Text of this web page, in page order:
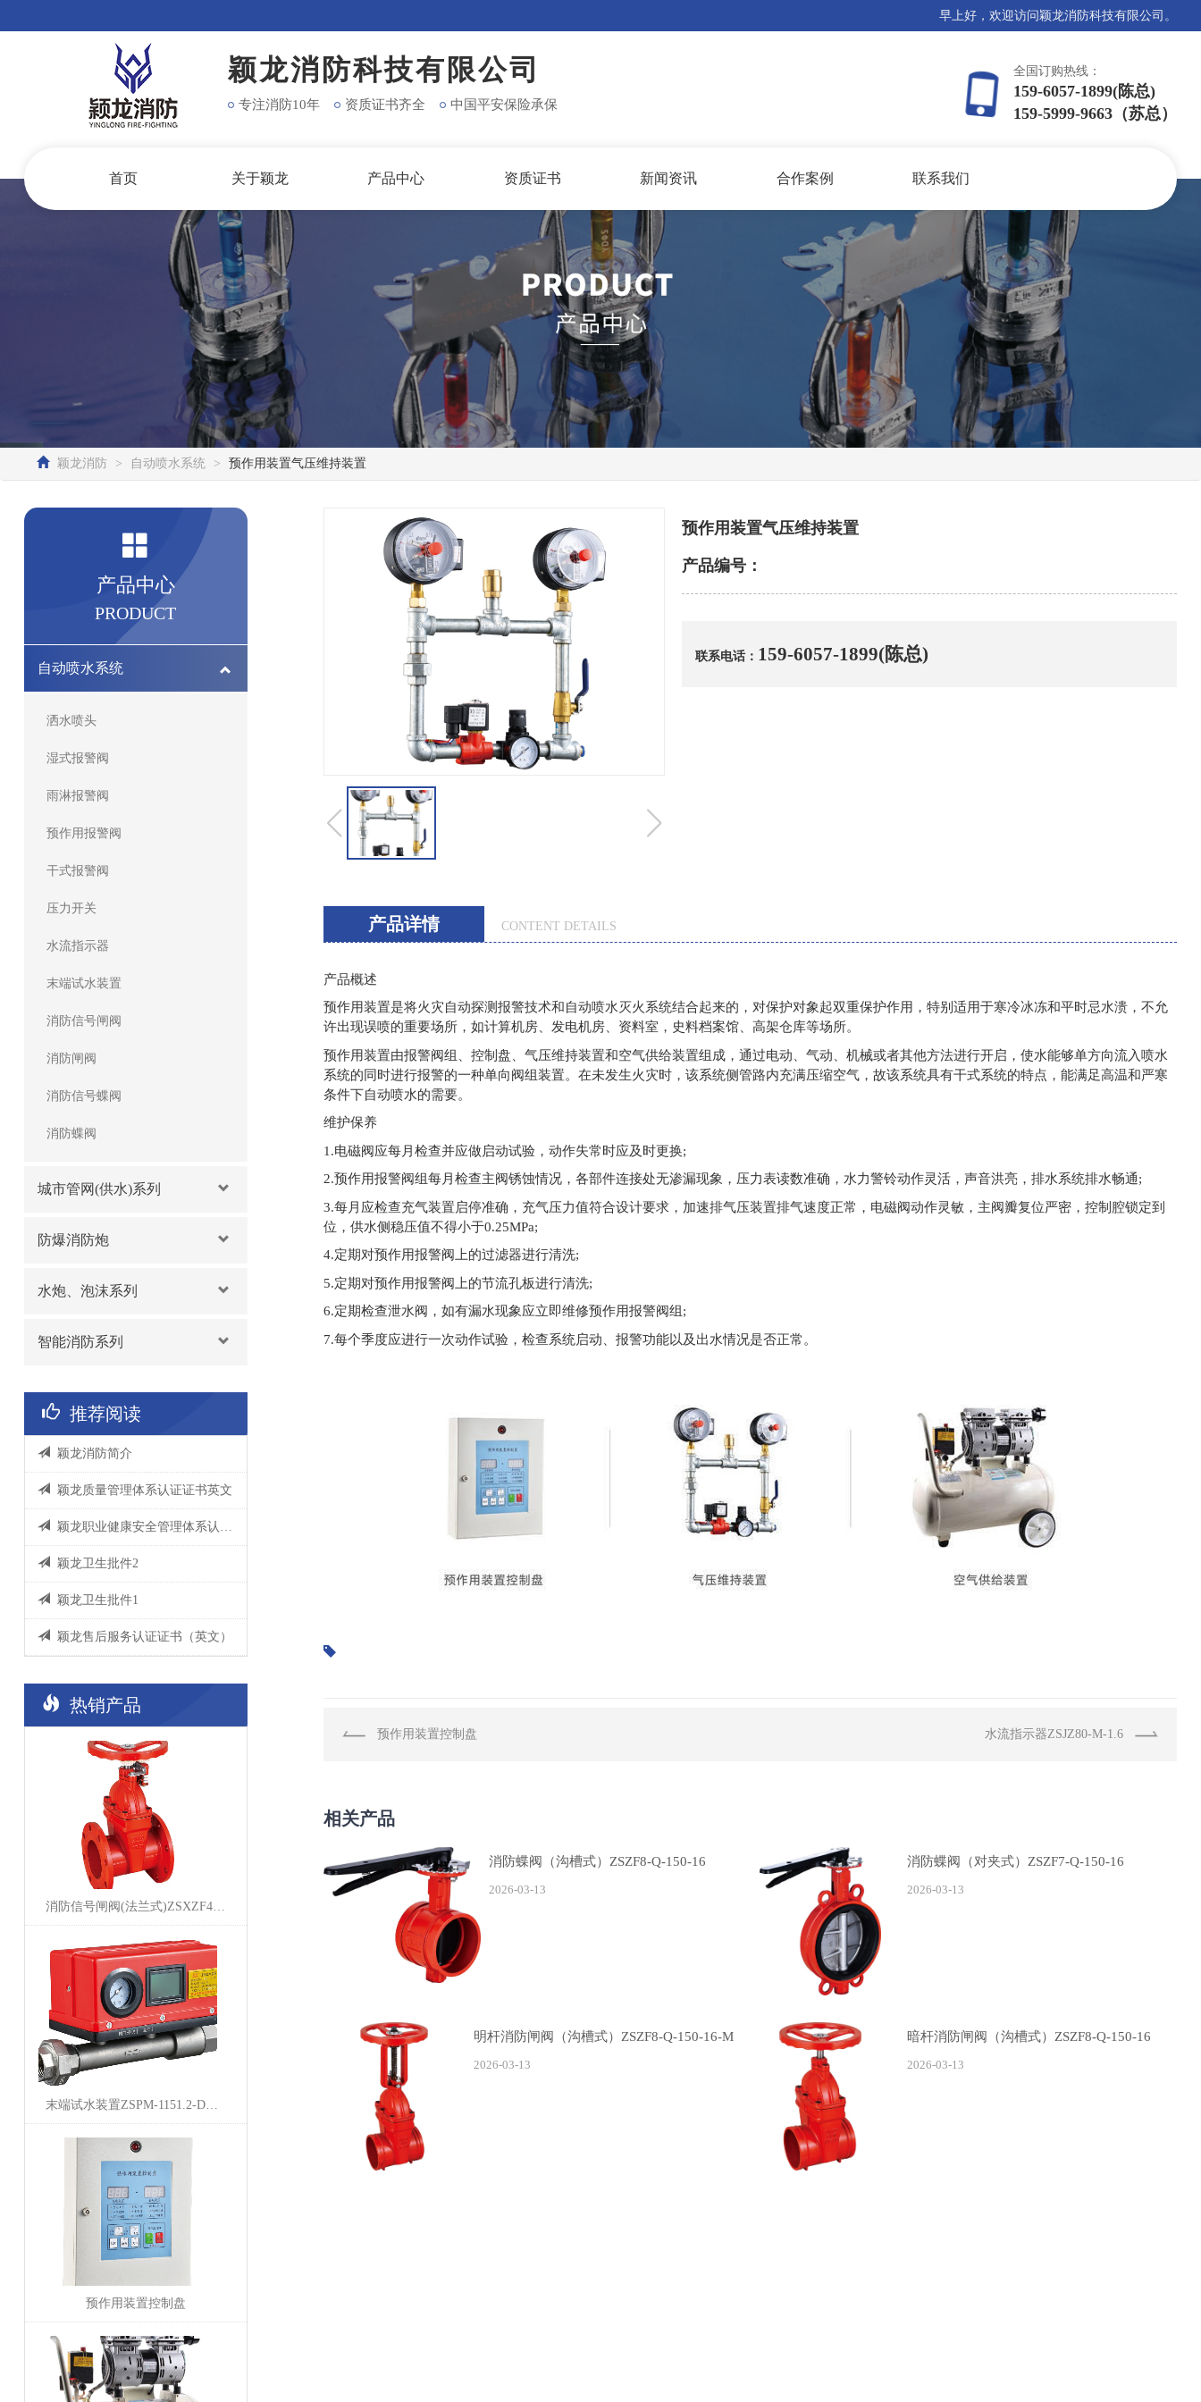
早上好，欢迎访问颖龙消防科技有限公司。
颖龙消防科技有限公司
专注消防10年 资质证书齐全 中国平安保险承保
全国订购热线：
159-6057-1899(陈总)
159-5999-9663（苏总）
首页 关于颖龙 产品中心 资质证书 新闻资讯 合作案例 联系我们
颖龙消防 > 自动喷水系统 > 预作用装置气压维持装置
产品中心
PRODUCT
自动喷水系统
洒水喷头
湿式报警阀
雨淋报警阀
预作用报警阀
干式报警阀
压力开关
水流指示器
末端试水装置
消防信号闸阀
消防闸阀
消防信号蝶阀
消防蝶阀
城市管网(供水)系列
防爆消防炮
水炮、泡沫系列
智能消防系列
推荐阅读
颖龙消防简介
颖龙质量管理体系认证证书英文
颖龙职业健康安全管理体系认证证书英文
颖龙卫生批件2
颖龙卫生批件1
颖龙售后服务认证证书（英文）
热销产品
消防信号闸阀(法兰式)ZSXZF4-Q-150-16
末端试水装置ZSPM-1151.2-DXYL
预作用装置控制盘
预作用装置气压维持装置
产品编号：
联系电话： 159-6057-1899(陈总)
产品详情 CONTENT DETAILS
产品概述
预作用装置是将火灾自动探测报警技术和自动喷水灭火系统结合起来的，对保护对象起双重保护作用，特别适用于寒冷冰冻和平时忌水溃，不允
许出现误喷的重要场所，如计算机房、发电机房、资料室，史料档案馆、高架仓库等场所。
预作用装置由报警阀组、控制盘、气压维持装置和空气供给装置组成，通过电动、气动、机械或者其他方法进行开启，使水能够单方向流入喷水
系统的同时进行报警的一种单向阀组装置。在未发生火灾时，该系统侧管路内充满压缩空气，故该系统具有干式系统的特点，能满足高温和严寒
条件下自动喷水的需要。
维护保养
1.电磁阀应每月检查并应做启动试验，动作失常时应及时更换;
2.预作用报警阀组每月检查主阀锈蚀情况，各部件连接处无渗漏现象，压力表读数准确，水力警铃动作灵活，声音洪亮，排水系统排水畅通;
3.每月应检查充气装置启停准确，充气压力值符合设计要求，加速排气压装置排气速度正常，电磁阀动作灵敏，主阀瓣复位严密，控制腔锁定到
位，供水侧稳压值不得小于0.25MPa;
4.定期对预作用报警阀上的过滤器进行清洗;
5.定期对预作用报警阀上的节流孔板进行清洗;
6.定期检查泄水阀，如有漏水现象应立即维修预作用报警阀组;
7.每个季度应进行一次动作试验，检查系统启动、报警功能以及出水情况是否正常。
预作用装置控制盘 水流指示器ZSJZ80-M-1.6
相关产品
消防蝶阀（沟槽式）ZSZF8-Q-150-16
2026-03-13
消防蝶阀（对夹式）ZSZF7-Q-150-16
2026-03-13
明杆消防闸阀（沟槽式）ZSZF8-Q-150-16-M
2026-03-13
暗杆消防闸阀（沟槽式）ZSZF8-Q-150-16
2026-03-13